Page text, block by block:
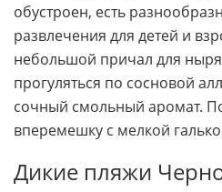
обустроен, есть
развлечения для детей и
небольшой причал для
прогуляться по сосновой
сочный смольный аромат.
вперемешку с мелкой
Дикие пляжи